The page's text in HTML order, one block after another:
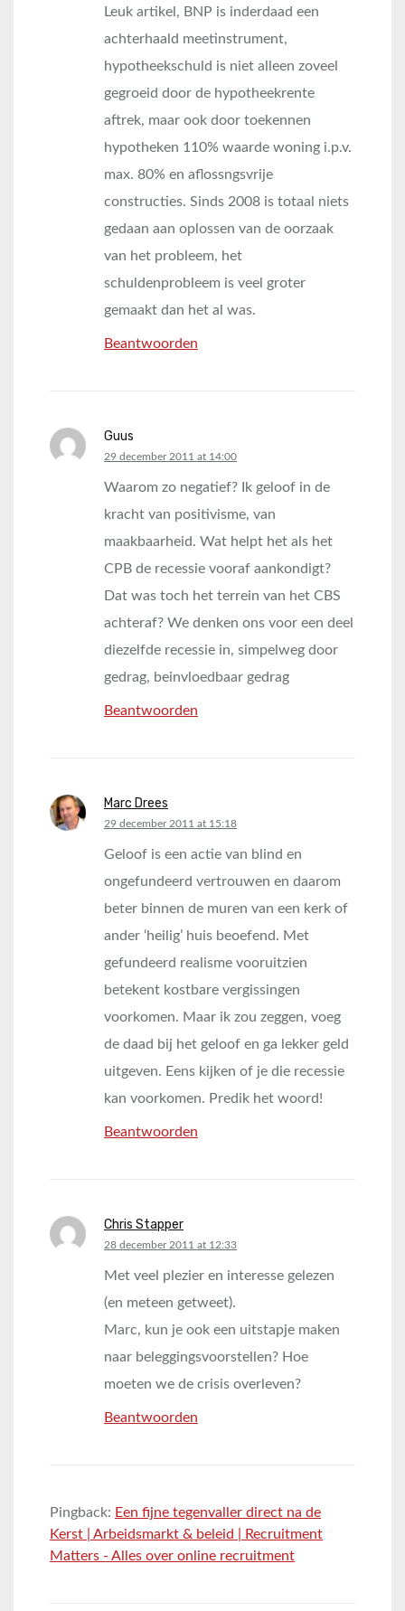
Leuk artikel, BNP is inderdaad een
achterhaald meetinstrument,
hypotheekschuld is niet alleen zoveel
gegroeid door de hypotheekrente
aftrek, maar ook door toekennen
hypotheken 110% waarde woning i.p.v.
max. 80% en aflossngsvrije
constructies. Sinds 2008 is totaal niets
gedaan aan oplossen van de oorzaak
van het probleem, het
schuldenprobleem is veel groter
gemaakt dan het al was.
Beantwoorden
Guus
says:
29 december 2011 at 14:00
Waarom zo negatief? Ik geloof in de
kracht van positivisme, van
maakbaarheid. Wat helpt het als het
CPB de recessie vooraf aankondigt?
Dat was toch het terrein van het CBS
achteraf? We denken ons voor een deel
diezelfde recessie in, simpelweg door
gedrag, beinvloedbaar gedrag
Beantwoorden
Marc Drees
says:
29 december 2011 at 15:18
Geloof is een actie van blind en
ongefundeerd vertrouwen en daarom
beter binnen de muren van een kerk of
ander ‘heilig’ huis beoefend. Met
gefundeerd realisme vooruitzien
betekent kostbare vergissingen
voorkomen. Maar ik zou zeggen, voeg
de daad bij het geloof en ga lekker geld
uitgeven. Eens kijken of je die recessie
kan voorkomen. Predik het woord!
Beantwoorden
Chris Stapper
says:
28 december 2011 at 12:33
Met veel plezier en interesse gelezen
(en meteen getweet).
Marc, kun je ook een uitstapje maken
naar beleggingsvoorstellen? Hoe
moeten we de crisis overleven?
Beantwoorden
Pingback: Een fijne tegenvaller direct na de
Kerst | Arbeidsmarkt & beleid | Recruitment
Matters - Alles over online recruitment